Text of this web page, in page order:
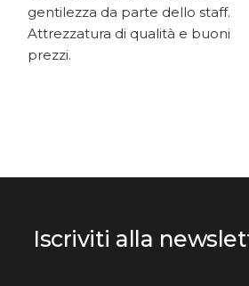
gentilezza da parte dello staff.
Attrezzatura di qualità e buoni
prezzi.
Iscriviti alla